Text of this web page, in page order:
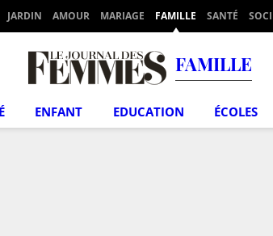
JARDIN AMOUR MARIAGE FAMILLE SANTÉ
FAMILLE
ENFANT EDUCATION ÉCOLES